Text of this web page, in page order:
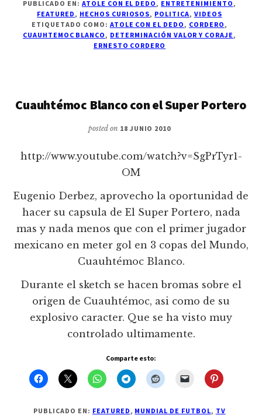
PUBLICADO EN: ATOLE CON EL DEDO, ENTRETENIMIENTO,
FEATURED, HECHOS CURIOSOS, POLITICA, VIDEOS
ETIQUETADO COMO: ATOLE CON EL DEDO, CORDERO,
CUAUHTEMOC BLANCO, DETERMINACIÓN VALOR Y CORAJE,
ERNESTO CORDERO
Cuauhtémoc Blanco con el Super Portero
posted on 18 JUNIO 2010
http://www.youtube.com/watch?v=SgPrTyr1-
OM
Eugenio Derbez, aprovecho la oportunidad de
hacer su capsula de El Super Portero, nada
mas y nada menos que con el primer jugador
mexicano en meter gol en 3 copas del Mundo,
Cuauhtémoc Blanco.
Durante el sketch se hacen bromas sobre el
origen de Cuauhtémoc, asi como de su
explosivo caracter. Que se ha visto muy
controlado ultimamente.
Comparte esto:
PUBLICADO EN: FEATURED, MUNDIAL DE FUTBOL, TV